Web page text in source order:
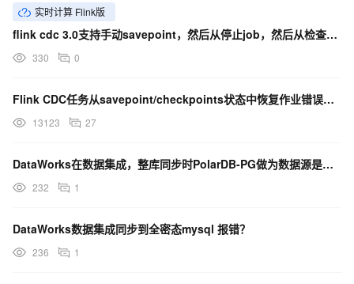
实时计算 Flink版
flink cdc 3.0支持手动savepoint，然后从停止job，然后从检查点启动job吗
330 0
Flink CDC任务从savepoint/checkpoints状态中恢复作业错误问题
13123 27
DataWorks在数据集成，整库同步时PolarDB-PG做为数据源是不支持吗？
232 1
DataWorks数据集成同步到全密态mysql 报错？
236 1